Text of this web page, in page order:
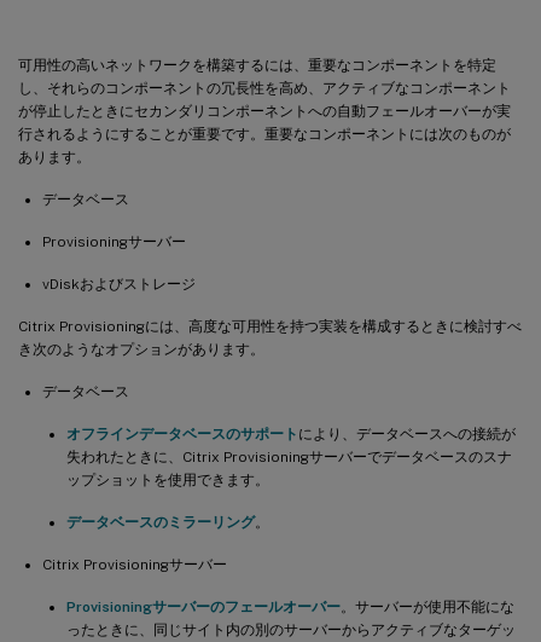
可用性の高いネットワークを構築するには、重要なコンポーネントを特定
し、それらのコンポーネントの冗長性を高め、アクティブなコンポーネント
が停止したときにセカンダリコンポーネントへの自動フェールオーバーが実
行されるようにすることが重要です。重要なコンポーネントには次のものが
あります。
データベース
Provisioningサーバー
vDiskおよびストレージ
Citrix Provisioningには、高度な可用性を持つ実装を構成するときに検討すべ
き次のようなオプションがあります。
データベース
オフラインデータベースのサポート により、データベースへの接続が
失われたときに、Citrix Provisioningサーバーでデータベースのスナ
ップショットを使用できます。
データベースのミラーリング。
Citrix Provisioningサーバー
Provisioningサーバーのフェールオーバー。サーバーが使用不能にな
ったときに、同じサイト内の別のサーバーからアクティブなターゲッ